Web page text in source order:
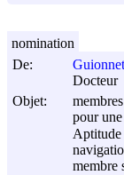
De:
Docteur
Objet:
pour
Aptitude
membre
nomination